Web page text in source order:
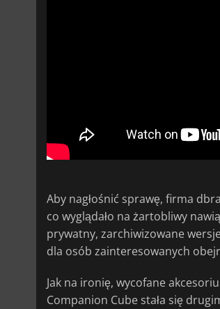
Aby nagłośnić sprawę, firma
co wyglądało na żartobliwy
prywatny, zarchiwizowane
dla osób zainteresowanych
Jak na ironię, wycofane
Companion Cube stała się